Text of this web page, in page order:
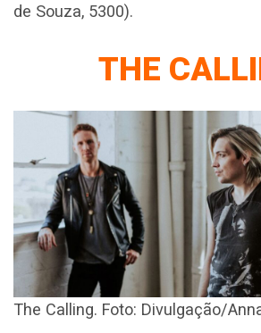
de Souza, 5300).
THE
The Calling. Foto: Divulgação/